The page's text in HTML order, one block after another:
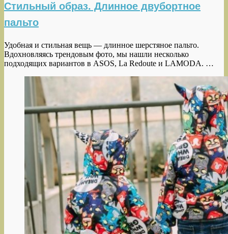
Стильный образ. Длинное двубортное
пальто
Удобная и стильная вещь — длинное шерстяное пальто.
Вдохновляясь трендовым фото, мы нашли несколько
подходящих вариантов в ASOS, La Redoute и LAMODA. …